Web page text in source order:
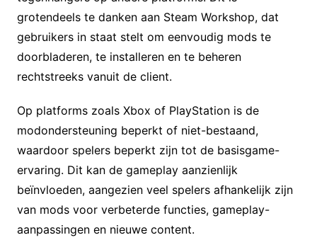
grotendeels te danken aan Steam Workshop, dat
gebruikers in staat stelt om eenvoudig mods te
doorbladeren, te installeren en te beheren
rechtstreeks vanuit de client.
Op platforms zoals Xbox of PlayStation is de
modondersteuning beperkt of niet-bestaand,
waardoor spelers beperkt zijn tot de basisgame-
ervaring. Dit kan de gameplay aanzienlijk
beïnvloeden, aangezien veel spelers afhankelijk zijn
van mods voor verbeterde functies, gameplay-
aanpassingen en nieuwe content.